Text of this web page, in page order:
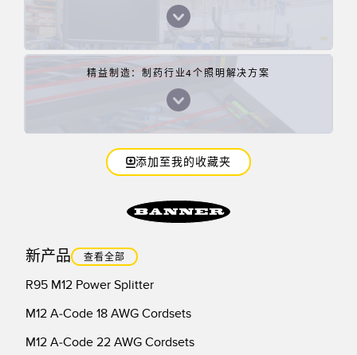
精益制造：制药行业4个照明解决方案
添加至我的收藏夹
新产品 查看全部
R95 M12 Power Splitter
M12 A-Code 18 AWG Cordsets
M12 A-Code 22 AWG Cordsets